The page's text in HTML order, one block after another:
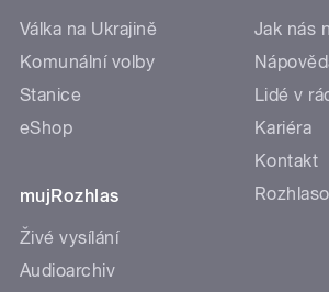
Válka na Ukrajině
Komunální volby
Stanice
eShop
mujRozhlas
Živé vysílání
Audioarchiv
Jak nás
Lidé v
Kariéra
Kontakt